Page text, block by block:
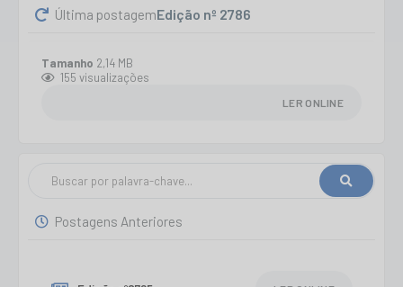
Última postagemEdição nº 2786
Tamanho 2,14 MB
155 visualizações
LER ONLINE
Postagens Anteriores